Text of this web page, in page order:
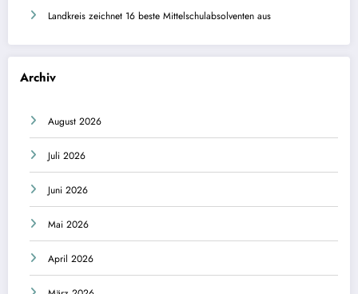
Landkreis zeichnet 16 beste Mittelschulabsolventen aus
Archiv
August 2026
Juli 2026
Juni 2026
Mai 2026
April 2026